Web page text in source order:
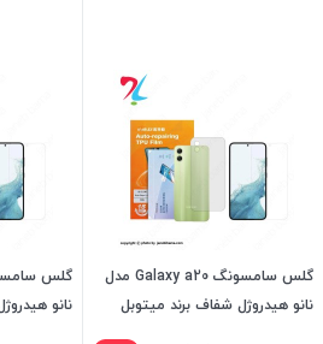
گلس سامسونگ Galaxy a20 مدل
نانو هیدروژل شفاف برند میتوبل
نانو